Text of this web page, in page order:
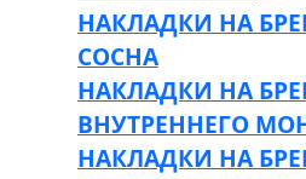
НАКЛАДКИ НА
СОСНА
НАКЛАДКИ НА
ВНУТРЕННЕГО
НАКЛАДКИ НА